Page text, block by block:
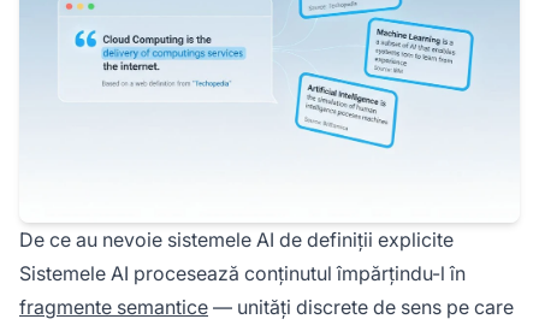
De ce au nevoie sistemele AI de definiții explicite
Sistemele AI procesează conținutul împărțindu-l în
fragmente semantice — unități discrete de sens pe care